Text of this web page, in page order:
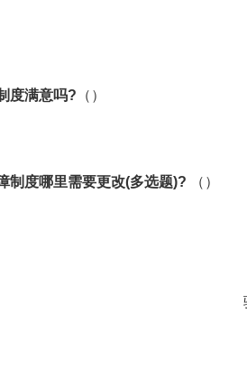
度满意吗? （）
制度哪里需要更改(多选题)?
（）